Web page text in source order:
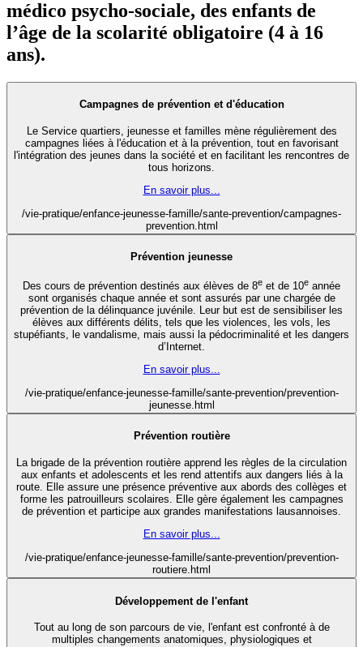
médico psycho-sociale, des enfants de
l’âge de la scolarité obligatoire (4 à 16
ans).
Campagnes de prévention et d'éducation
Le Service quartiers, jeunesse et familles mène régulièrement des
campagnes liées à l'éducation et à la prévention, tout en favorisant
l'intégration des jeunes dans la société et en facilitant les rencontres de
tous horizons.
En savoir plus...
/vie-pratique/enfance-jeunesse-famille/sante-prevention/campagnes-
prevention.html
Prévention jeunesse
Des cours de prévention destinés aux élèves de 8e et de 10e année
sont organisés chaque année et sont assurés par une chargée de
prévention de la délinquance juvénile. Leur but est de sensibiliser les
élèves aux différents délits, tels que les violences, les vols, les
stupéfiants, le vandalisme, mais aussi la pédocriminalité et les dangers
d’Internet.
En savoir plus...
/vie-pratique/enfance-jeunesse-famille/sante-prevention/prevention-
jeunesse.html
Prévention routière
La brigade de la prévention routière apprend les règles de la circulation
aux enfants et adolescents et les rend attentifs aux dangers liés à la
route. Elle assure une présence préventive aux abords des collèges et
forme les patrouilleurs scolaires. Elle gère également les campagnes
de prévention et participe aux grandes manifestations lausannoises.
En savoir plus...
/vie-pratique/enfance-jeunesse-famille/sante-prevention/prevention-
routiere.html
Développement de l'enfant
Tout au long de son parcours de vie, l'enfant est confronté à de
multiples changements anatomiques, physiologiques et